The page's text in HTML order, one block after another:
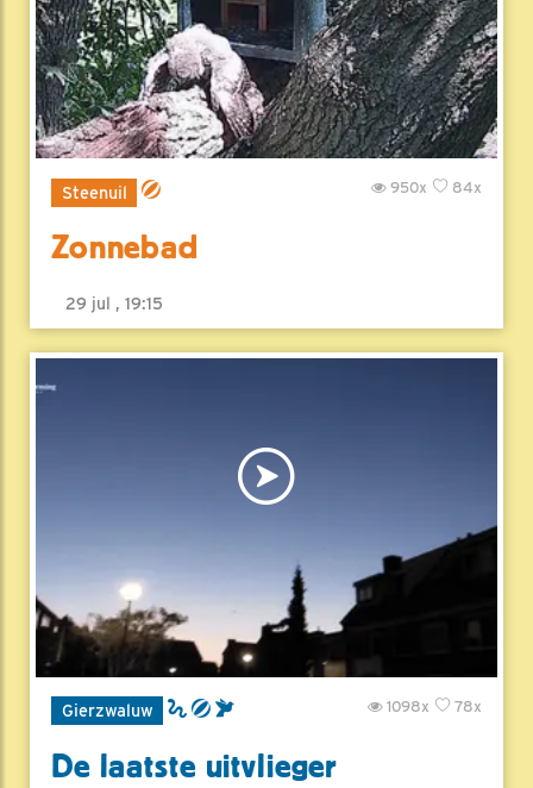
Steenuil 84x
950x
Zonnebad
29 jul , 19:15
Gierzwaluw 78x
1098x
De laatste uitvlieger